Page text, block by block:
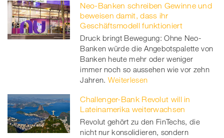
Neo-Banken schreiben Gewinne und
beweisen damit, dass ihr
Geschäftsmodell funktioniert
Druck bringt Bewegung: Ohne Neo-
Banken würde die Angebotspalette von
Banken heute mehr oder weniger
immer noch so aussehen wie vor zehn
Jahren. Weiterlesen
Challenger-Bank Revolut will in
Lateinamerika weiterwachsen
Revolut gehört zu den FinTechs, die
nicht nur konsolidieren, sondern